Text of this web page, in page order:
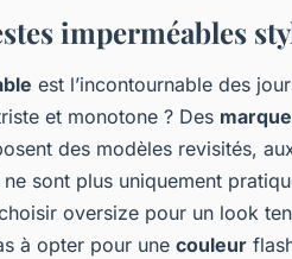
imperméables
est l’incontournable des
et monotone ? Des
des modèles revisités,
ne sont plus uniquement
oversize pour un look
à opter pour une couleur